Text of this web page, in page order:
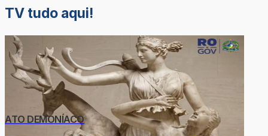
TV tudo aqui!
ATO DEMONÍACO